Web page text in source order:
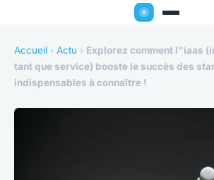
Accueil › Actu › Explorez comment l"iaas
tant que service) booste le succès des
indispensables à connaître !